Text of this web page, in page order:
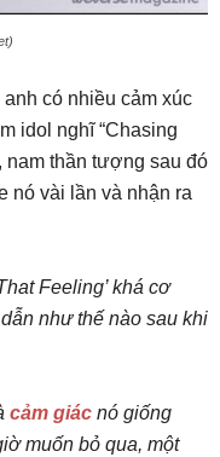
có nhiều cảm xúc
idol nghĩ “Chasing
nam thần tượng sau đó
nó vài lần và nhận ra
Feeling’ khá cơ
như thế nào sau khi
cảm giác nó giống
muốn bỏ qua, một